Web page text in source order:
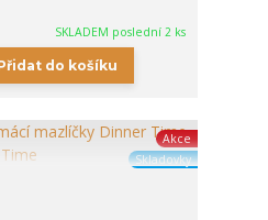
SKLADEM poslední 2 ks
do košíku
Akce
Skladovky